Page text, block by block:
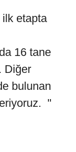
etapta
16 tane
Diğer
bulunan
"